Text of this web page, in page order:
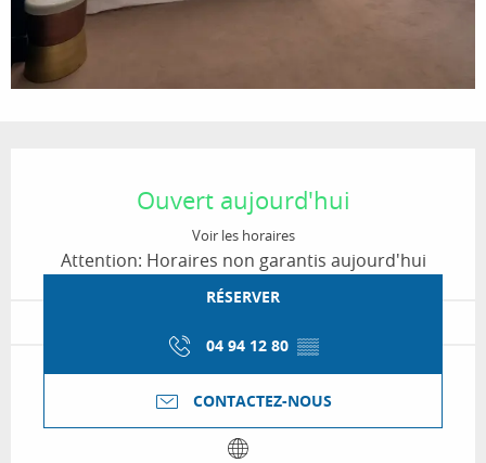
Ouvert aujourd'hui
Voir les horaires
Attention: Horaires non garantis aujourd'hui
RÉSERVER
04 94 12 80 ▒▒
CONTACTEZ-NOUS